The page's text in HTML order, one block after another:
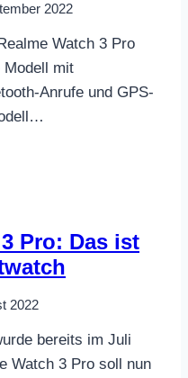
2022
Watch 3 Pro
mit
Anrufe und GPS-
Pro: Das ist
2022
bereits im Juli
Watch 3 Pro soll nun